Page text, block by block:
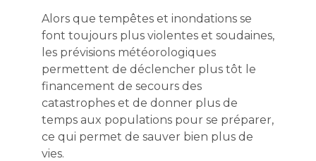
Alors que tempêtes et inondations se
font toujours plus violentes et soudaines,
les prévisions météorologiques
permettent de déclencher plus tôt le
financement de secours des
catastrophes et de donner plus de
temps aux populations pour se préparer,
ce qui permet de sauver bien plus de
vies.